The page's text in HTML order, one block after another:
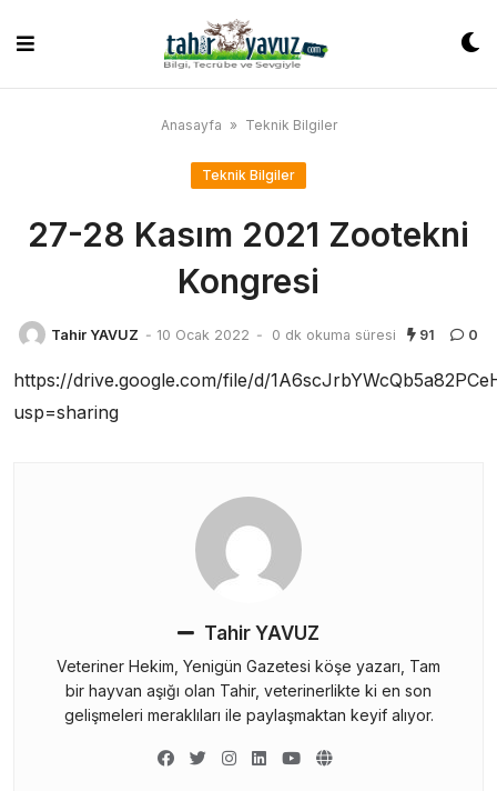
content
Anasayfa » Teknik Bilgiler
Teknik Bilgiler
27-28 Kasım 2021 Zootekni
Kongresi
Tahir YAVUZ - 10 Ocak 2022 - 0 dk okuma süresi 91 0
https://drive.google.com/file/d/
usp=sharing
Tahir YAVUZ
Veteriner Hekim, Yenigün Gazetesi köşe yazarı, Tam
bir hayvan aşığı olan Tahir, veterinerlikte ki en son
gelişmeleri meraklıları ile paylaşmaktan keyif alıyor.